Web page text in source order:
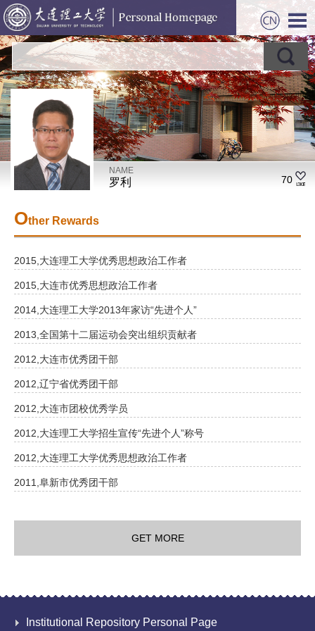
NAME
罗利 70
Other Rewards
2015,大连理工大学优秀思想政治工作者
2015,大连市优秀思想政治工作者
2014,大连理工大学2013年家访“先进个人”
2013,全国第十二届运动会突出组织贡献者
2012,大连市优秀团干部
2012,辽宁省优秀团干部
2012,大连市团校优秀学员
2012,大连理工大学招生宣传“先进个人”称号
2012,大连理工大学优秀思想政治工作者
2011,阜新市优秀团干部
GET MORE
Institutional Repository Personal Page